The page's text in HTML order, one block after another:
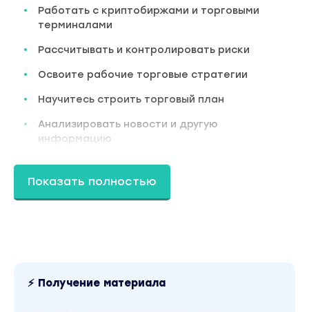
Работать с криптобиржами и торговыми
терминалами
Рассчитывать и контролировать риски
Освоите рабочие торговые стратегии
Научитесь строить торговый план
Анализировать новости и другую
информацию
Контролировать эмоции
Анализировать график и работать со
стаканом
криптовалют
Показать полностью
⚡ Получение материала